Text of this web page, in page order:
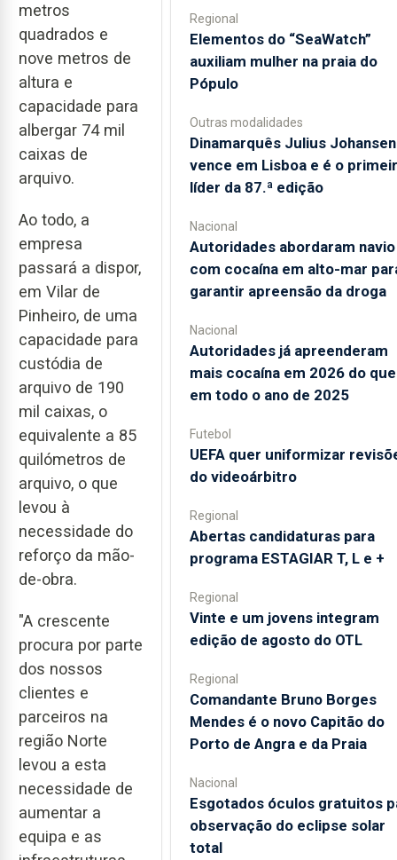
metros
quadrados e
nove metros de
altura e
capacidade para
albergar 74 mil
caixas de
arquivo.
Ao todo, a
empresa
passará a dispor,
em Vilar de
Pinheiro, de uma
capacidade para
custódia de
arquivo de 190
mil caixas, o
equivalente a 85
quilómetros de
arquivo, o que
levou à
necessidade do
reforço da mão-
de-obra.
"A crescente
procura por parte
dos nossos
clientes e
parceiros na
região Norte
levou a esta
necessidade de
aumentar a
equipa e as
Regional
​Elementos do “SeaWatch”
auxiliam mulher na praia do
Pópulo
Outras modalidades
Dinamarquês Julius Johansen
vence em Lisboa e é o
líder da 87.ª edição
Nacional
Autoridades abordaram navio
com cocaína em alto-mar
garantir apreensão da droga
Nacional
Autoridades já apreenderam
mais cocaína em 2026 do que
em todo o ano de 2025
Futebol
UEFA quer uniformizar
do videoárbitro
Regional
Abertas candidaturas para
programa ESTAGIAR T, L e +
Regional
Vinte e um jovens integram
edição de agosto do OTL
Regional
Comandante Bruno Borges
Mendes é o novo Capitão do
Porto de Angra e da Praia
Nacional
Esgotados óculos gratuitos
observação do eclipse solar
total